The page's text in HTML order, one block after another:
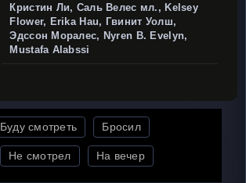
Кристин Ли, Саль Велес мл., Kelsey
Flower, Erika Hau, Гвинит Уолш,
Эдссон Моралес, Nyren B. Evelyn,
Mustafa Alabssi
Буду смотреть Бросил
Не смотрел На вечер